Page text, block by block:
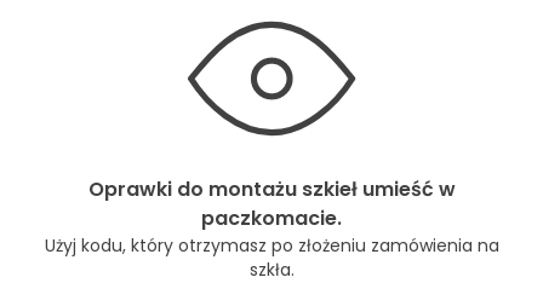
Oprawki do montażu szkieł umieść w
paczkomacie.
Użyj kodu, który otrzymasz po złożeniu zamówienia na
szkła.